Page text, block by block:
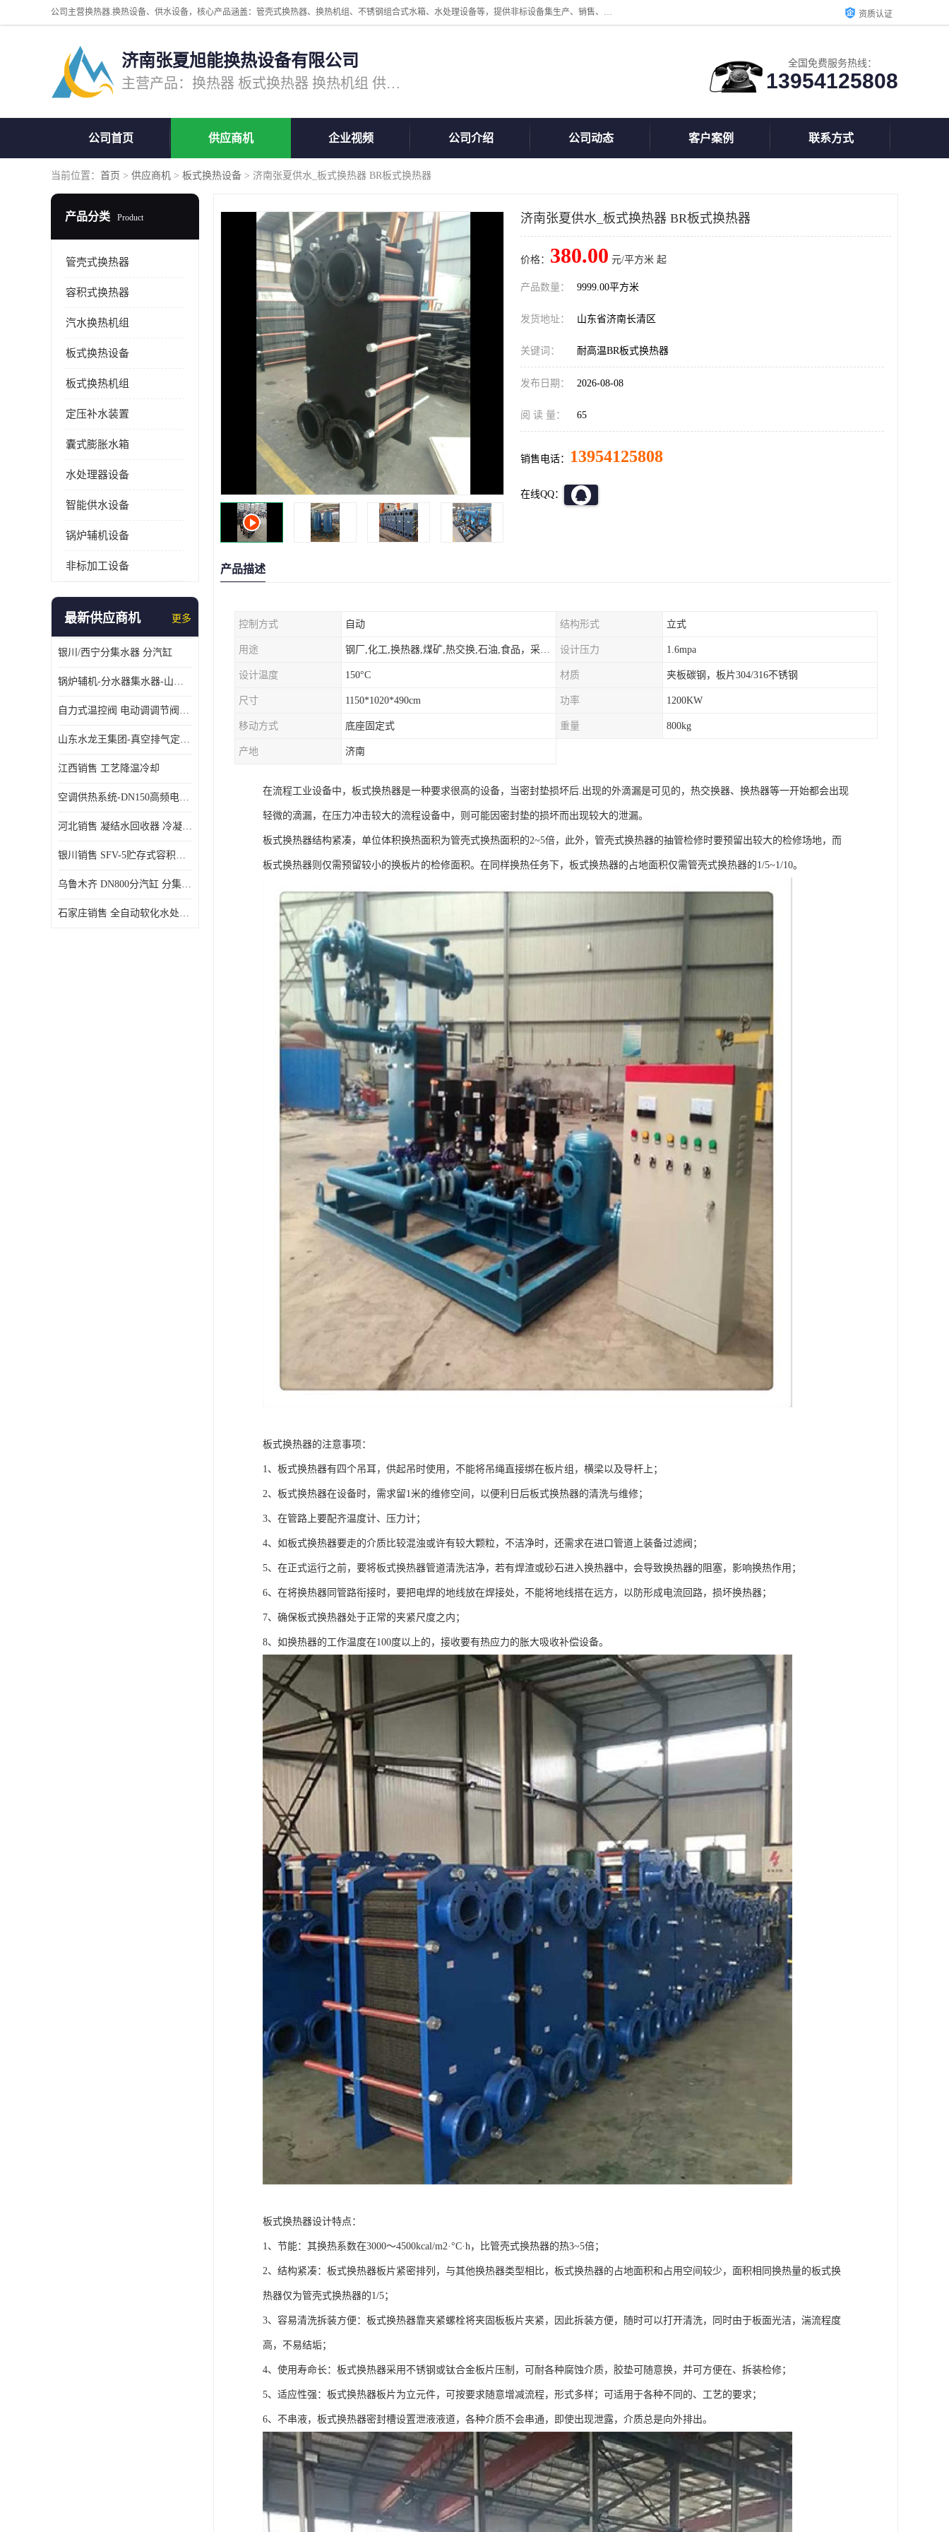
公司主营换热器.换热设备、供水设备，核心产品涵盖：管壳式换热器、换热机组、不锈钢组合式水箱、水处理设备等，提供非标设备集生产、销售、安装一体化服务，可满足全国酒店、学校、医院、商业综合体、工业项目等多场景换热与供水需求。 资质认证
济南张夏旭能换热设备有限公司
主营产品：换热器 板式换热器 换热机组 供水设备 水处理设备
全国免费服务热线：
13954125808
公司首页 供应商机 企业视频 公司介绍 公司动态 客户案例 联系方式
当前位置： 首页 > 供应商机 > 板式换热设备 > 济南张夏供水_板式换热器 BR板式换热器
产品分类 Product
管壳式换热器
容积式换热器
汽水换热机组
板式换热设备
板式换热机组
定压补水装置
囊式膨胀水箱
水处理器设备
智能供水设备
锅炉辅机设备
非标加工设备
最新供应商机 更多
银川/西宁分集水器 分汽缸
锅炉辅机-分水器集水器-山东龙源供热设备
自力式温控阀 电动调调节阀温控阀-济南张夏水暖设备
山东水龙王集团-真空排气定压机组
江西销售 工艺降温冷却
空调供热系统-DN150高频电子水除垢仪
河北销售 凝结水回收器 冷凝水回收器
银川销售 SFV-5贮存式容积式换热器
乌鲁木齐 DN800分汽缸 分集水器
石家庄销售 全自动软化水处理器
济南张夏供水_板式换热器 BR板式换热器
价格： 380.00 元/平方米 起
产品数量： 9999.00平方米
发货地址： 山东省济南长清区
关键词： 耐高温BR板式换热器
发布日期： 2026-08-08
阅 读 量： 65
销售电话： 13954125808
在线QQ：
产品描述
控制方式 自动 结构形式 立式
用途 钢厂,化工,换热器,煤矿,热交换,石油,食品，采暖.供热.空调。 设计压力 1.6mpa
设计温度 150°C 材质 夹板碳钢，板片304/316不锈钢
尺寸 1150*1020*490cm 功率 1200KW
移动方式 底座固定式 重量 800kg
产地 济南
在流程工业设备中，板式换热器是一种要求很高的设备，当密封垫损坏后.出现的外滴漏是可见的，热交换器、换热器等一开始都会出现
轻微的滴漏，在压力冲击较大的流程设备中，则可能因密封垫的损坏而出现较大的泄漏。
板式换热器结构紧凑，单位体积换热面积为管壳式换热面积的2~5倍，此外，管壳式换热器的抽管检修时要预留出较大的检修场地，而
板式换热器则仅需预留较小的换板片的检修面积。在同样换热任务下，板式换热器的占地面积仅需管壳式换热器的1/5~1/10。
板式换热器的注意事项：
1、板式换热器有四个吊耳，供起吊时使用，不能将吊绳直接绑在板片组，横梁以及导杆上；
2、板式换热器在设备时，需求留1米的维修空间，以便利日后板式换热器的清洗与维修；
3、在管路上要配齐温度计、压力计；
4、如板式换热器要走的介质比较混浊或许有较大颗粒，不洁净时，还需求在进口管道上装备过滤阀；
5、在正式运行之前，要将板式换热器管道清洗洁净，若有焊渣或砂石进入换热器中，会导致换热器的阻塞，影响换热作用；
6、在将换热器同管路衔接时，要把电焊的地线放在焊接处，不能将地线搭在远方，以防形成电流回路，损坏换热器；
7、确保板式换热器处于正常的夹紧尺度之内；
8、如换热器的工作温度在100度以上的，接收要有热应力的胀大吸收补偿设备。
板式换热器设计特点：
1、节能：其换热系数在3000～4500kcal/m2·°C·h，比管壳式换热器的热3~5倍；
2、结构紧凑：板式换热器板片紧密排列，与其他换热器类型相比，板式换热器的占地面积和占用空间较少，面积相同换热量的板式换
热器仅为管壳式换热器的1/5；
3、容易清洗拆装方便：板式换热器靠夹紧螺栓将夹固板板片夹紧，因此拆装方便，随时可以打开清洗，同时由于板面光洁，湍流程度
高，不易结垢；
4、使用寿命长：板式换热器采用不锈钢或钛合金板片压制，可耐各种腐蚀介质，胶垫可随意换，并可方便在、拆装检修；
5、适应性强：板式换热器板片为立元件，可按要求随意增减流程，形式多样；可适用于各种不同的、工艺的要求；
6、不串液，板式换热器密封槽设置泄液液道，各种介质不会串通，即使出现泄露，介质总是向外排出。